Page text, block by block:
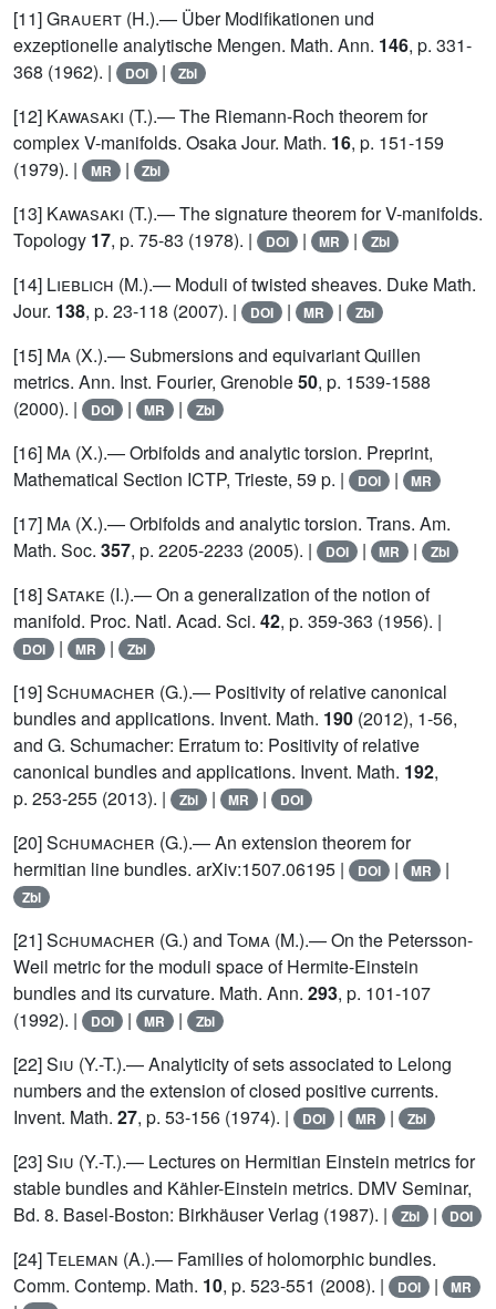
[11]Grauert (H.).— Über Modifikationen und
exzeptionelle analytische Mengen. Math. Ann. 146, p. 331-
368 (1962). |
DOI | Zbl
[12] Kawasaki (T.).— The Riemann-Roch theorem for
complex V-manifolds. Osaka Jour. Math. 16, p. 151-159
(1979). |
MR | Zbl
[13] Kawasaki (T.).— The signature theorem for V-manifolds.
Topology 17, p. 75-83 (1978). | DOI | MR | Zbl
[14] Lieblich (M.).— Moduli of twisted sheaves. Duke Math.
Jour. 138, p. 23-118 (2007). | DOI | MR | Zbl
[15] Ma (X.).— Submersions and equivariant Quillen
metrics. Ann. Inst. Fourier, Grenoble50, p. 1539-1588
(2000). |
DOI | MR | Zbl
[16] Ma (X.).— Orbifolds and analytic torsion. Preprint,
Mathematical Section ICTP, Trieste, 59 p. |
DOI | MR
[17] Ma (X.).— Orbifolds and analytic torsion. Trans. Am.
Math. Soc. 357, p. 2205-2233 (2005). | DOI | MR | Zbl
[18]Satake (I.).— On a generalization of the notion of
manifold. Proc. Natl. Acad. Sci. 42, p. 359-363 (1956). |
DOI | MR | Zbl
[19]Schumacher (G.).— Positivity of relative canonical
bundles and applications. Invent. Math. 190 (2012), 1-56,
and G. Schumacher: Erratum to: Positivity of relative
canonical bundles and applications. Invent. Math. 192,
p. 253-255 (2013). |
Zbl | MR | DOI
[20]Schumacher (G.).— An extension theorem for
hermitian line bundles. arXiv:1507.06195 |
DOI | MR |
Zbl
[21]Schumacher (G.) and Toma (M.).— On the Petersson-
Weil metric for the moduli space of Hermite-Einstein
bundles and its curvature. Math. Ann. 293, p. 101-107
(1992). |
DOI | MR | Zbl
[22]Siu (Y.-T.).— Analyticity of sets associated to Lelong
numbers and the extension of closed positive currents.
Invent. Math. 27, p. 53-156 (1974). | DOI | MR | Zbl
[23]Siu (Y.-T.).— Lectures on Hermitian Einstein metrics for
stable bundles and Kähler-Einstein metrics. DMV Seminar,
Bd. 8. Basel-Boston: Birkhäuser Verlag (1987). |
Zbl | DOI
[24]Teleman (A.).— Families of holomorphic bundles.
Comm. Contemp. Math. 10, p. 523-551 (2008). | DOI | MR